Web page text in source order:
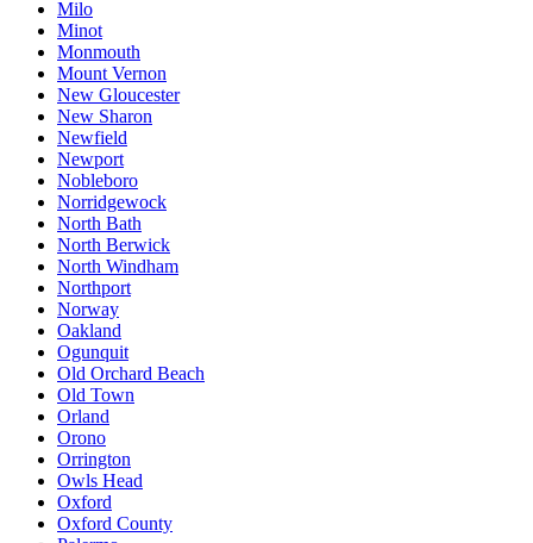
Milo
Minot
Monmouth
Mount Vernon
New Gloucester
New Sharon
Newfield
Newport
Nobleboro
Norridgewock
North Bath
North Berwick
North Windham
Northport
Norway
Oakland
Ogunquit
Old Orchard Beach
Old Town
Orland
Orono
Orrington
Owls Head
Oxford
Oxford County